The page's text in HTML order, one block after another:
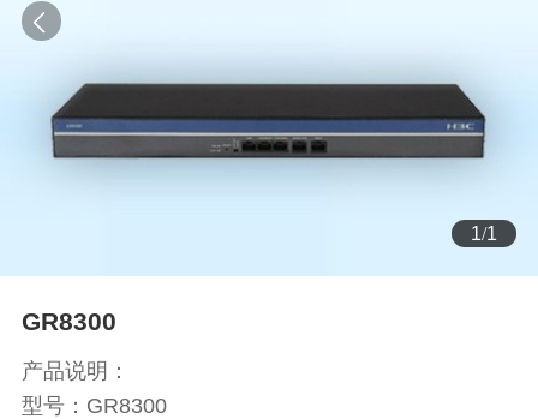
1/1
GR8300
产品说明：
型号：GR8300